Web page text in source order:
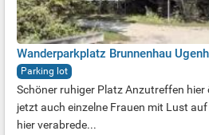
Wanderparkplatz Brunnenhau
Parking lot
Schöner ruhiger Platz Anzutreffen
jetzt auch einzelne Frauen mit Lust
hier verabrede...